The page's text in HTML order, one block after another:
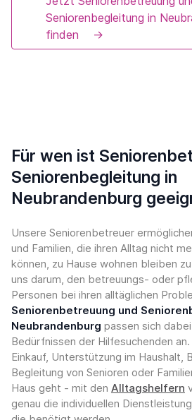
Seniorenbegleitung in
finden
→
Für wen ist
Seniorenbegleitung in
Neubrandenburg
Unsere Seniorenbetreuer
und Familien, die ihren Alltag nicht
können, zu Hause wohnen bleiben
uns darum, den betreuungs- oder
Personen bei ihren alltäglichen
Seniorenbetreuung und
Neubrandenburg passen sich
Bedürfnissen der Hilfesuchenden
Einkauf, Unterstützung im Haushalt,
Begleitung von Senioren oder
Haus geht - mit den Alltagshelfern
genau die individuellen